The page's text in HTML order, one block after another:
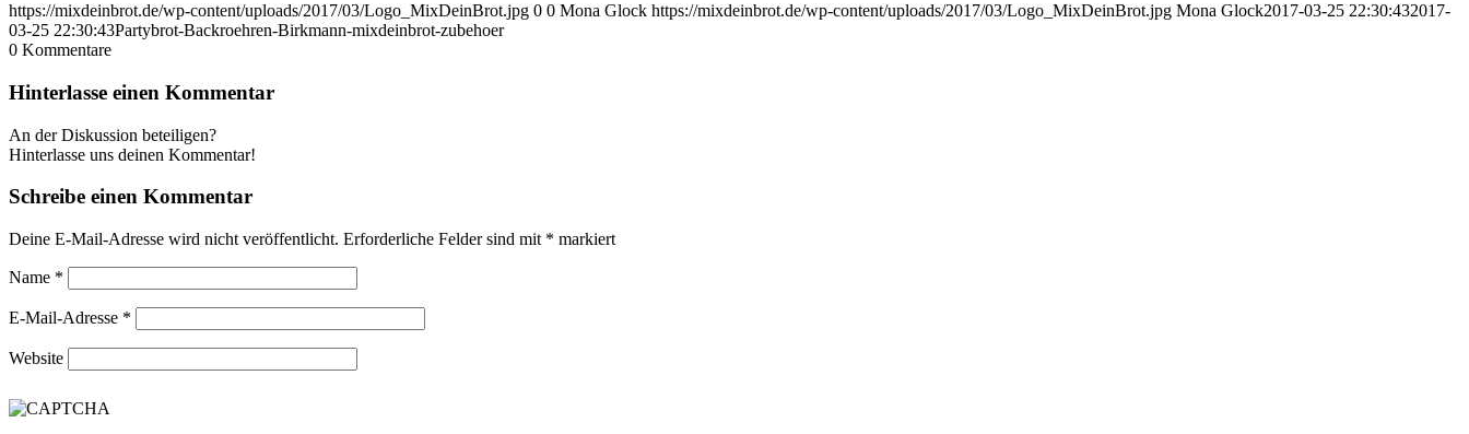
https://mixdeinbrot.de/wp-content/uploads/2017/03/Logo_MixDeinBrot.jpg 0 0 Mona Glock https://mixdeinbrot.de/wp-content/uploads/2017/03/Logo_MixDeinBrot.jpg Mona Glock2017-03-25 22:30:432017-
03-25 22:30:43Partybrot-Backroehren-Birkmann-mixdeinbrot-zubehoer
0 Kommentare
Hinterlasse einen Kommentar
An der Diskussion beteiligen?
Hinterlasse uns deinen Kommentar!
Schreibe einen Kommentar
Deine E-Mail-Adresse wird nicht veröffentlicht. Erforderliche Felder sind mit * markiert
Name *
E-Mail-Adresse *
Website